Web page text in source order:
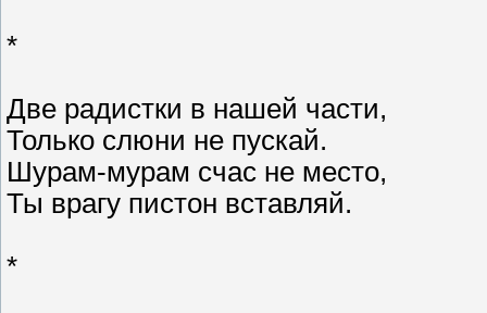
*
Две радистки в нашей части,
Только слюни не пускай.
Шурам-мурам счас не место,
Ты врагу пистон вставляй.
*